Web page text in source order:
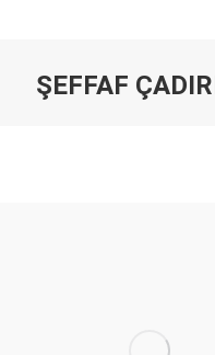
ŞEFFAF